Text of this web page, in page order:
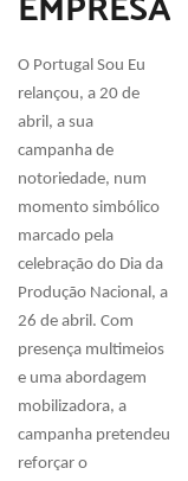
O Portugal Sou Eu
relançou, a 20 de
abril, a sua
campanha de
notoriedade, num
momento simbólico
marcado pela
celebração do Dia da
Produção Nacional, a
26 de abril. Com
presença multimeios
e uma abordagem
mobilizadora, a
campanha pretendeu
reforçar o